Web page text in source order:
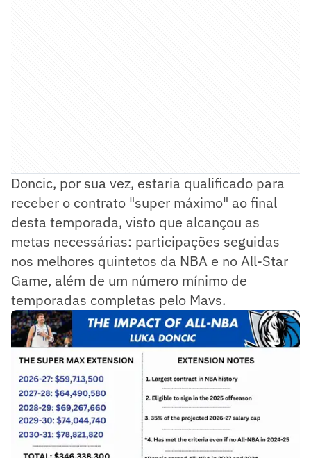
Doncic, por sua vez, estaria qualificado para
receber o contrato "super máximo" ao final
desta temporada, visto que alcançou as
metas necessárias: participações seguidas
nos melhores quintetos da NBA e no All-Star
Game, além de um número mínimo de
temporadas completas pelo Mavs.